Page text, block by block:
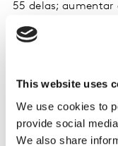
This website uses
We use cookies to
provide social
We also share
55 delas; aumentar
famílias é a
de fazê-lo
crescimento
50 marcas globais